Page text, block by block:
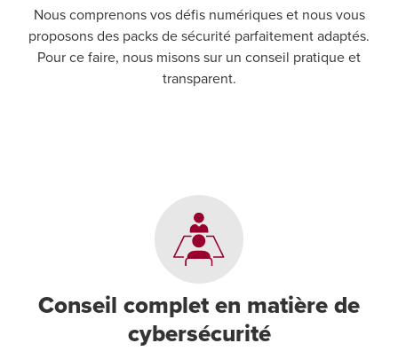
Nous comprenons vos défis numériques et nous vous
proposons des packs de sécurité parfaitement adaptés.
Pour ce faire, nous misons sur un conseil pratique et
transparent.
Conseil complet en matière de
cybersécurité